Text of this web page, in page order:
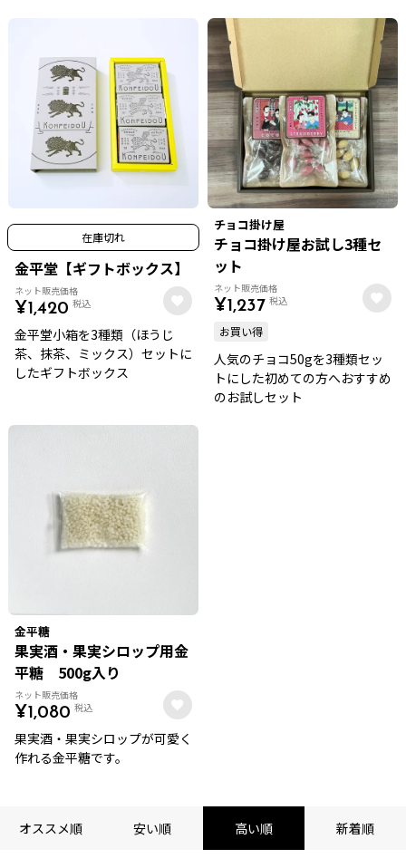
在庫切れ
金平堂【ギフトボックス】
ネット販売価格
¥1,420 税込
金平堂小箱を3種類（ほうじ
茶、抹茶、ミックス）セットに
したギフトボックス
チョコ掛け屋
チョコ掛け屋お試し3種セ
ット
ネット販売価格
¥1,237 税込
お買い得
人気のチョコ50gを3種類セッ
トにした初めての方へおすすめ
のお試しセット
金平糖
果実酒・果実シロップ用金
平糖 500g入り
ネット販売価格
¥1,080 税込
果実酒・果実シロップが可愛く
作れる金平糖です。
オススメ順 安い順 高い順 新着順